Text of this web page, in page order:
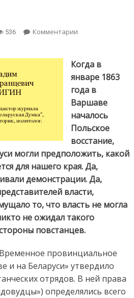
536 Комментарии
Когда в
январе 1863
года в
Варшаве
началось
Польское
восстание,
могли предположить, какой
для нашего края. Да,
демонстрации. Да,
власти,
то, что власть не могла
не ожидал такого
повстанцев.
провинциальное
и на Беларуси» утвердило
отрядов. В ней права
определялись всего